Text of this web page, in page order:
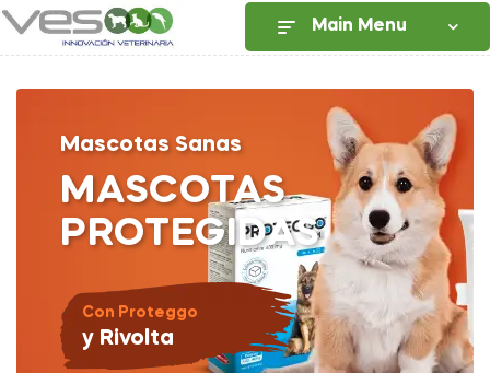
Main Menu
MASCOTAS
PROTEGIDAS
Mascotas Sanas
Con Proteggo
y Rivolta